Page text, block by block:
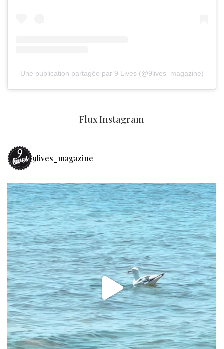
Une publication partagée par 9 Lives (@9lives_magazine)
Flux Instagram
9lives_magazine